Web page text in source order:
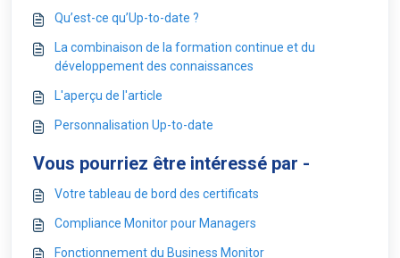
Qu’est-ce qu’Up-to-date ?
La combinaison de la formation continue et du
développement des connaissances
L'aperçu de l'article
Personnalisation Up-to-date
Vous pourriez être intéressé par -
Votre tableau de bord des certificats
Compliance Monitor pour Managers
Fonctionnement du Business Monitor